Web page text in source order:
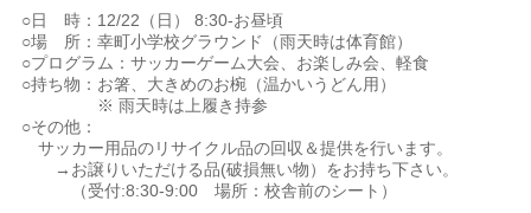
○日 時：12/22（日） 8:30-お昼頃
○場 所：幸町小学校グラウンド（雨天時は体育館）
○プログラム：サッカーゲーム大会、お楽しみ会、軽食
○持ち物：お箸、大きめのお椀（温かいうどん用）
※ 雨天時は上履き持参
○その他：
サッカー用品のリサイクル品の回収＆提供を行います。
→お譲りいただける品(破損無い物）をお持ち下さい。
（受付:8:30-9:00 場所：校舎前のシート）